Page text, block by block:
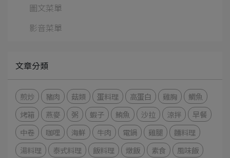
圖文菜單
影音菜單
文章分類
煎炒 豬肉 菇類 蛋料理 高蛋白 雞胸
鯛魚
烤箱
燕麥 粥 蝦子 鮪魚 沙拉 涼拌
早餐
中卷
咖哩 海鮮 牛肉 電鍋 雞腿
麵料理
湯料理
泰式料理 飯料理 燉飯 素食
風味飯